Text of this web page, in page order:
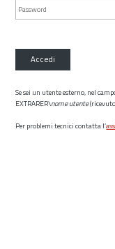
Accedi
Se sei un utente esterno, nel
EXTRARER\nome utente
Per problemi tecnici contatta l’